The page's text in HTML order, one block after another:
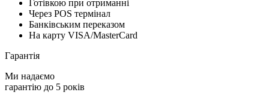
Готівкою при отриманні
Через POS термінал
Банківським переказом
На карту VISA/MasterCard
Гарантія
Ми надаємо
гарантію до 5 років